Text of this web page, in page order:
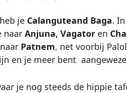
je Calanguteand Baga.
naar Anjuna, Vagator en
Patnem, net voorbij
en je meer bent
je nog steeds de hippie